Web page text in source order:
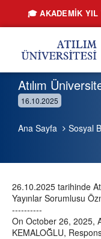
🎓 AKADEMİK YIL
Atılım
16.10.2025
Ana Sayfa Sosyal
26.10.2025 tarihinde
Yayınlar Sorumlusu
----------
On October 26, 2025,
KEMALOĞLU,